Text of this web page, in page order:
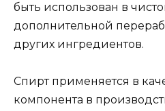
быть использован в
дополнительной
других ингредиентов.
Спирт применяется в
компонента в